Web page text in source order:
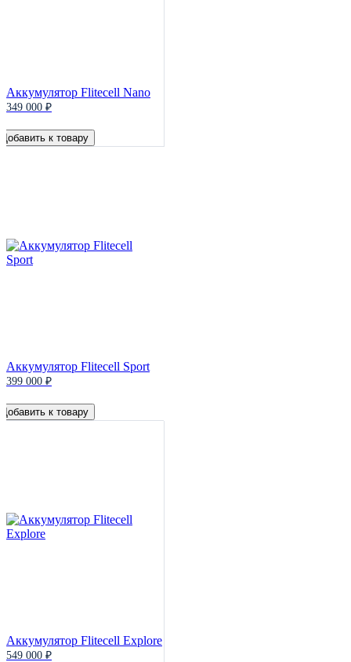
Аккумулятор Flitecell Nano
349 000 ₽
Добавить к товару
Аккумулятор Flitecell Sport
399 000 ₽
Добавить к товару
Аккумулятор Flitecell Explore
549 000 ₽